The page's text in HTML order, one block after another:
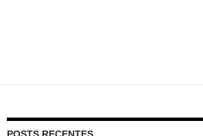
POSTS RECENTES